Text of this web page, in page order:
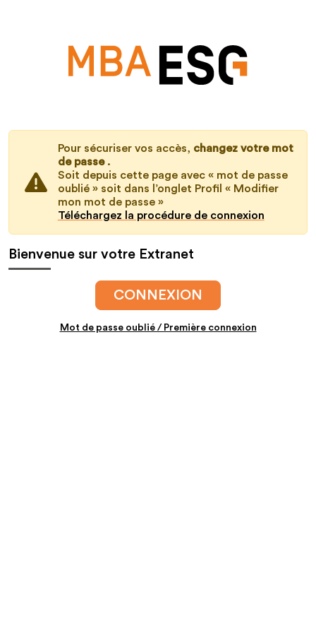
Pour sécuriser vos accès, changez votre mot
de passe .
Soit depuis cette page avec « mot de passe
oublié » soit dans l’onglet Profil « Modifier
mon mot de passe »
Téléchargez la procédure de connexion
Bienvenue sur votre Extranet
CONNEXION
Mot de passe oublié / Première connexion